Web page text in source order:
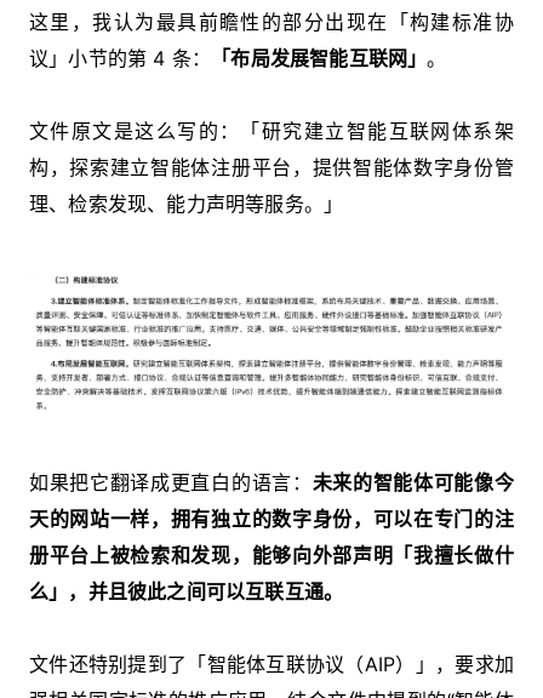
这里，我认为最具前瞻性的部分出现在「构建标准协
议」小节的第 4 条：
「布局发展智能互联网」。
文件原文是这么写的：「研究建立智能互联网体系架
构，探索建立智能体注册平台，提供智能体数字身份管
理、检索发现、能力声明等服务。」
如果把它翻译成更直白的语言： 未来的智能体可能像今
天的网站一样，拥有独立的数字身份，可以在专门的注
册平台上被检索和发现，能够向外部声明「我擅长做什
么」，并且彼此之间可以互联互通。
文件还特别提到了「智能体互联协议（AIP）」，要求加